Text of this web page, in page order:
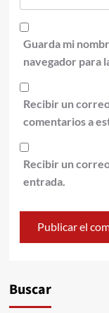
Guarda mi
navegador para
Recibir un
comentarios a
Recibir un
entrada.
Buscar